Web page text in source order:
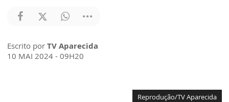
Escrito por TV Aparecida
10 MAI 2024 - 09H20
Reprodução/TV Aparecida